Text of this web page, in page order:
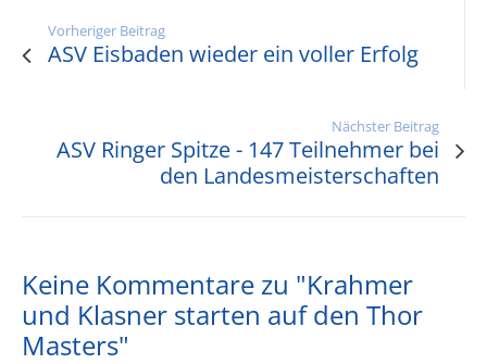
Vorheriger Beitrag
ASV Eisbaden wieder ein voller Erfolg
Nächster Beitrag
ASV Ringer Spitze - 147 Teilnehmer bei
den Landesmeisterschaften
Keine Kommentare zu "Krahmer
und Klasner starten auf den Thor
Masters"